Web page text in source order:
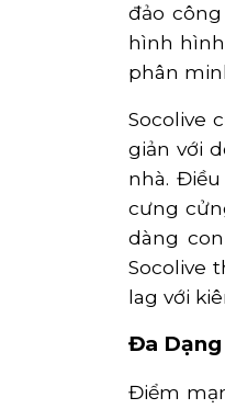
đảo
hình
phân
Socolive
giản với
nhà.
cưng
dàng
Socolive
lag với
Đa Dạng
Điểm